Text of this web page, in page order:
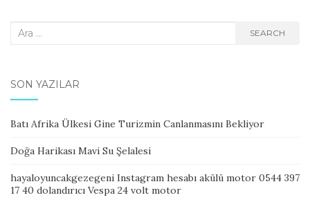
Search
SEARCH
SON YAZILAR
Batı Afrika Ülkesi Gine Turizmin Canlanmasını Bekliyor
Doğa Harikası Mavi Su Şelalesi
hayaloyuncakgezegeni Instagram hesabı akülü motor 0544 397
17 40 dolandırıcı Vespa 24 volt motor